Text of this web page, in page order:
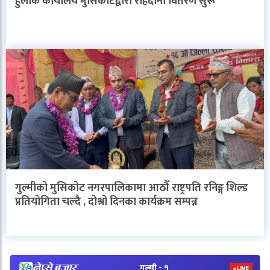
गुल्मीको मुसिकोट नगरपालिकामा आठौँ राष्ट्रपति रनिङ्ग शिल्ड
प्रतियोगिता चल्दै , दोश्रो दिनका कार्यक्रम सम्पन्न